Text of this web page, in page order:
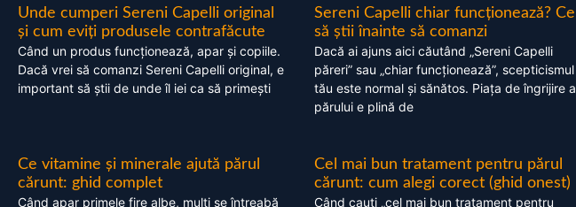
Unde cumperi Sereni Capelli original
și cum eviți produsele contrafăcute
Când un produs funcționează, apar și copiile.
Dacă vrei să comanzi Sereni Capelli original, e
important să știi de unde îl iei ca să primești
Sereni Capelli chiar funcționează? Ce
să știi înainte să comanzi
Dacă ai ajuns aici căutând „Sereni Capelli
păreri” sau „chiar funcționează”, scepticismul
tău este normal și sănătos. Piața de îngrijire a
părului e plină de
Ce vitamine și minerale ajută părul
cărunt: ghid complet
Când apar primele fire albe, mulți se întreabă
Cel mai bun tratament pentru părul
cărunt: cum alegi corect (ghid onest)
Când cauți „cel mai bun tratament pentru